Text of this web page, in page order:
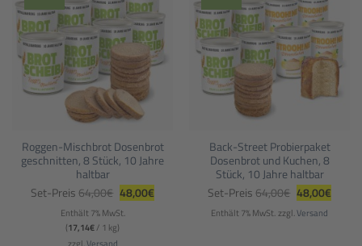
Roggen-Mischbrot Dosenbrot
geschnitten, 8 Stück, 10 Jahre
haltbar
Set-Preis 64,00€ Ursprünglicher
Preis
war:
64,00€
48,00€Aktueller
Preis
Enthält 7% MwSt.
(17,14€/ 1 kg)
zzgl.Versand
Back-Street Probierpaket
Dosenbrot und Kuchen, 8
Stück, 10 Jahre haltbar
Set-Preis 64,00€ Preis
war:
64,00€
48,00€Preis
Enthält 7% MwSt.zzgl.Versand